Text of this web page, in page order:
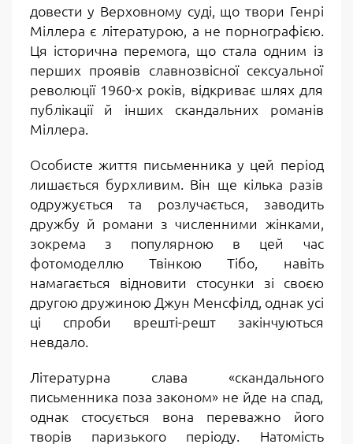
довести у Верховному суді, що твори Генрі
Міллера є літературою, а не порнографією.
Ця історична перемога, що стала одним із
перших проявів славнозвісної сексуальної
революції 1960-х років, відкриває шлях для
публікації й інших скандальних романів
Міллера.
Особисте життя письменника у цей період
лишається бурхливим. Він ще кілька разів
одружується та розлучається, заводить
дружбу й романи з численними жінками,
зокрема з популярною в цей час
фотомоделлю Твінкою Тібо, навіть
намагається відновити стосунки зі своєю
другою дружиною Джун Менсфілд, однак усі
ці спроби врешті-решт закінчуються
невдало.
Літературна слава «скандального
письменника поза законом» не йде на спад,
однак стосується вона переважно його
творів паризького періоду. Натомість